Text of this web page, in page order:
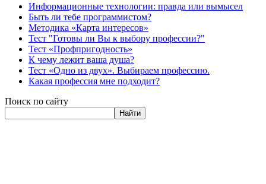
Информационные технологии: правда или вымысел
Быть ли тебе программистом?
Методика «Карта интересов»
Тест "Готовы ли Вы к выбору профессии?"
Тест «Профпригодность»
К чему лежит ваша душа?
Тест «Одно из двух». Выбираем профессию.
Какая профессия мне подходит?
Поиск по сайту
Найти